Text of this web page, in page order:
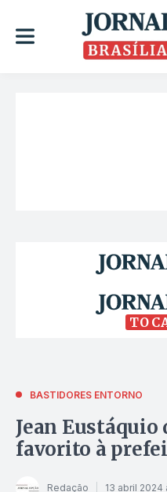
BASTIDORES ENTORNO
Jean
favorito à
Redação 13 abril 2024